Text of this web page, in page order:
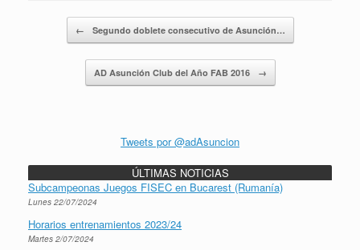
← Segundo doblete consecutivo de Asunción…
AD Asunción Club del Año FAB 2016 →
Tweets por @adAsuncion
ÚLTIMAS NOTICIAS
Subcampeonas Juegos FISEC en Bucarest (Rumanía)
Lunes 22/07/2024
Horarios entrenamientos 2023/24
Martes 2/07/2024